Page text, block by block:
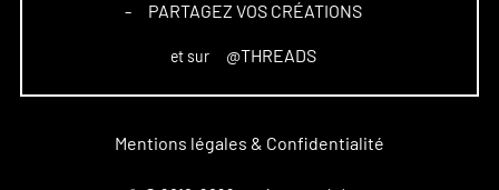
– PARTAGEZ VOS CRÉATIONS
et sur @THREADS
Mentions légales & Confidentialité